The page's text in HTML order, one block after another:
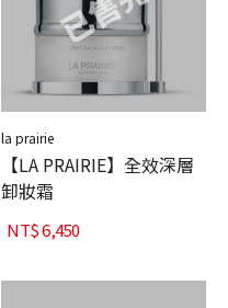
la prairie
【LA PRAIRIE】全效深層
卸妝霜
NT$6,450